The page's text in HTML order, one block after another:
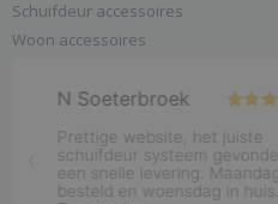
Schuifdeur accessoires
Woon accessoires